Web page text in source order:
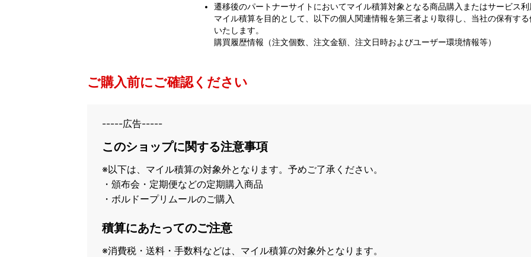
遷移後のパートナーサイトにおいてマイル積算対象となる商品購入またはサービス利
マイル積算を目的として、以下の個人関連情報を第三者より取得し、当社の保有す
いたします。
購買履歴情報（注文個数、注文金額、注文日時およびユーザー環境情報等）
ご購入前にご確認ください
-----広告-----
このショップに関する注意事項
※以下は、マイル積算の対象外となります。予めご了承ください。
・頒布会・定期便などの定期購入商品
・ボルドープリムールのご購入
積算にあたってのご注意
※消費税・送料・手数料などは、マイル積算の対象外となります。